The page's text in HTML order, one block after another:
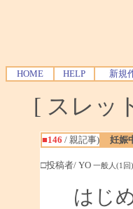
HOME HELP 新規
[ スレッ
■146 / 親記事) 妊娠
□投稿者/ YO 一般人(1回
はじ